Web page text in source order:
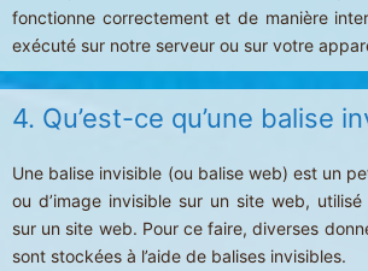
fonctionne correctement et de manière
exécuté sur notre serveur ou sur votre
4. Qu’est-ce qu’une balise
Une balise invisible (ou balise web) est un
ou d’image invisible sur un site web,
sur un site web. Pour ce faire, diverses
sont stockées à l’aide de balises invisibles.